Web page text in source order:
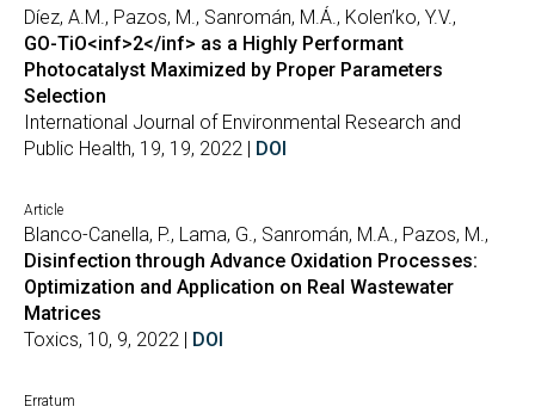
Díez, A.M., Pazos, M., Sanromán, M.Á., Kolen’ko, Y.V.,
GO-TiO<inf>2</inf> as a Highly Performant
Photocatalyst Maximized by Proper Parameters
Selection
International Journal of Environmental Research and
Public Health, 19, 19, 2022 | DOI
Article
Blanco-Canella, P., Lama, G., Sanromán, M.A., Pazos, M.,
Disinfection through Advance Oxidation Processes:
Optimization and Application on Real Wastewater
Matrices
Toxics, 10, 9, 2022 | DOI
Erratum